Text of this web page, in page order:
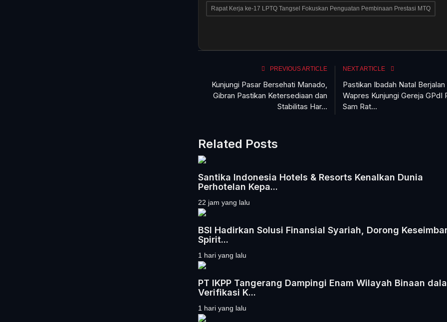
Rapat Kerja ke-17 LPTQ Tangsel Fokuskan Penguatan Pembinaan Prestasi MTQ
PREVIOUS ARTICLE
Kunjungi Pasar Bersehati Manado,
Gibran Pastikan Ketersediaan dan
Stabilitas Har...
NEXT ARTICLE
Pastikan Ibadah Natal Berjalan
Wapres Kunjungi Gereja GPdI
Sam Rat...
Related Posts
Santika Indonesia Hotels & Resorts Kenalkan Dunia
Perhotelan Kepa...
22 jam yang lalu
BSI Hadirkan Solusi Finansial Syariah, Dorong
Spirit...
1 hari yang lalu
PT IKPP Tangerang Dampingi Enam Wilayah Binaan
Verifikasi K...
1 hari yang lalu